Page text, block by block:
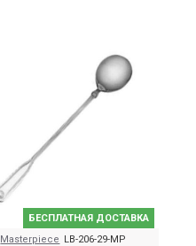
БЕСПЛАТНАЯ ДОСТАВКА
Masterpiece LB-206-29-MP